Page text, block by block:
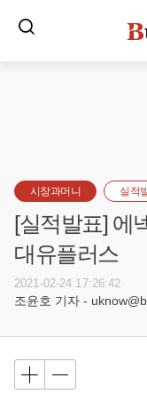
시장과머니 실적
[실적발표] 에
대유플러스
2021-02-24 17:26:42
조윤호 기자 -